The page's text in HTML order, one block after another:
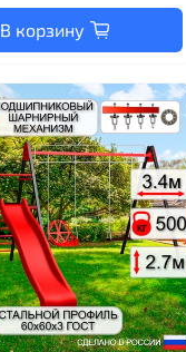
В корзину